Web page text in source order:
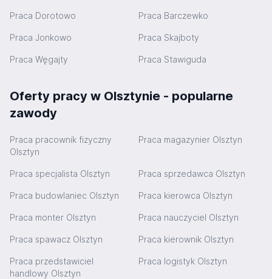
Praca Dorotowo Praca Barczewko
Praca Jonkowo Praca Skajboty
Praca Węgajty Praca Stawiguda
Oferty pracy w Olsztynie - popularne
zawody
Praca pracownik fizyczny
Olsztyn
Praca magazynier Olsztyn
Praca specjalista Olsztyn Praca sprzedawca Olsztyn
Praca budowlaniec Olsztyn Praca kierowca Olsztyn
Praca monter Olsztyn Praca nauczyciel Olsztyn
Praca spawacz Olsztyn Praca kierownik Olsztyn
Praca przedstawiciel
handlowy Olsztyn
Praca logistyk Olsztyn